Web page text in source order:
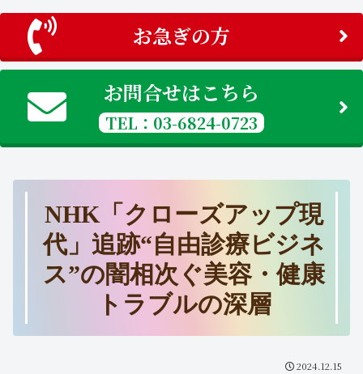
お急ぎの方
お問合せはこちら
TEL：03-6824-0723
NHK「クローズアップ現
代」追跡“自由診療ビジネ
ス”の闇相次ぐ美容・健康
トラブルの深層
2024.12.15